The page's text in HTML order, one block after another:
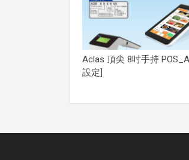
Aclas 頂尖 8吋手持
設定]